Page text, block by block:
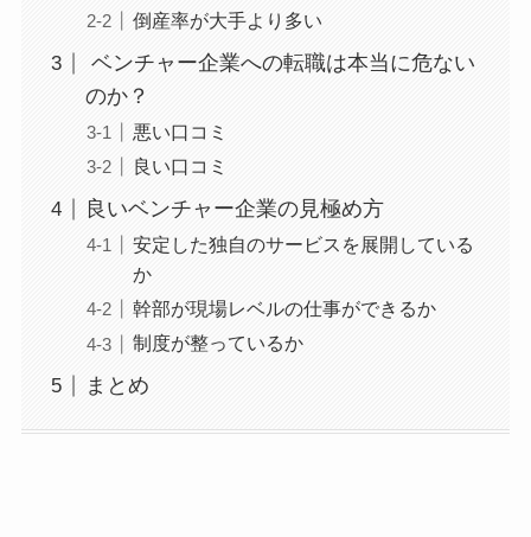
倒産率が大手より多い
ベンチャー企業への転職は本当に危ない
のか？
悪い口コミ
良い口コミ
良いベンチャー企業の見極め方
安定した独自のサービスを展開している
か
幹部が現場レベルの仕事ができるか
制度が整っているか
まとめ